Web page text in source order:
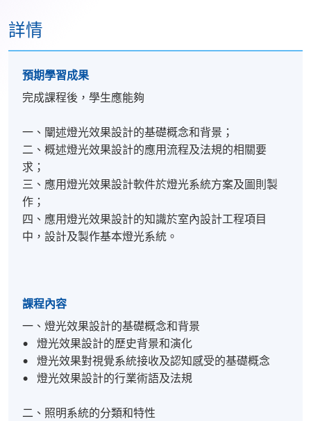
詳情
預期學習成果
完成課程後，學生應能夠
一、闡述燈光效果設計的基礎概念和背景；
二、概述燈光效果設計的應用流程及法規的相關要
求；
三、應用燈光效果設計軟件於燈光系統方案及圖則製
作；
四、應用燈光效果設計的知識於室內設計工程項目
中，設計及製作基本燈光系統。
課程內容
一、燈光效果設計的基礎概念和背景
• 燈光效果設計的歷史背景和演化
• 燈光效果對視覺系統接收及認知感受的基礎概念
• 燈光效果設計的行業術語及法規
二、照明系統的分類和特性